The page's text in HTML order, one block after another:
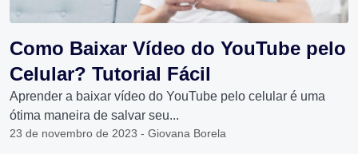
Como Baixar Vídeo do YouTube pelo
Celular? Tutorial Fácil
Aprender a baixar vídeo do YouTube pelo celular é uma
ótima maneira de salvar seu...
23 de novembro de 2023 - Giovana Borela